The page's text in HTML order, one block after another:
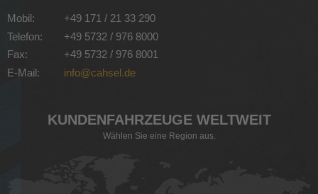
Mobil:
+49 171 / 21 33 290
Telefon:
+49 5732 / 976 8000
Fax:
+49 5732 / 976 8001
E-Mail:
info@cahsel.de
KUNDEN­FAHRZEUGE WELTWEIT
Wählen Sie eine Region aus.